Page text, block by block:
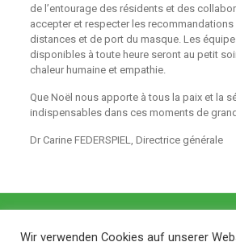
de l’entourage des résidents et des
accepter et respecter les
distances et de port du masque. Les
disponibles à toute heure seront au petit
chaleur humaine et empathie.
Que Noël nous apporte à tous la paix et la
indispensables dans ces moments de
Dr Carine FEDERSPIEL, Directrice générale
Wir verwenden Cookies auf unserer